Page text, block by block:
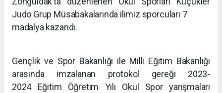
Judo Grup Müsabakalarında ilimiz sporcuları 7
madalya kazandı.
Gençlik ve Spor Bakanlığı ile Milli Eğitim Bakanlığı
arasında imzalanan protokol gereği 2023-
2024 Eğitim Öğretim Yılı Okul Spor yarışmaları